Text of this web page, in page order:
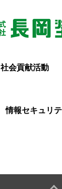
社会貢献活動
情報セキュリ